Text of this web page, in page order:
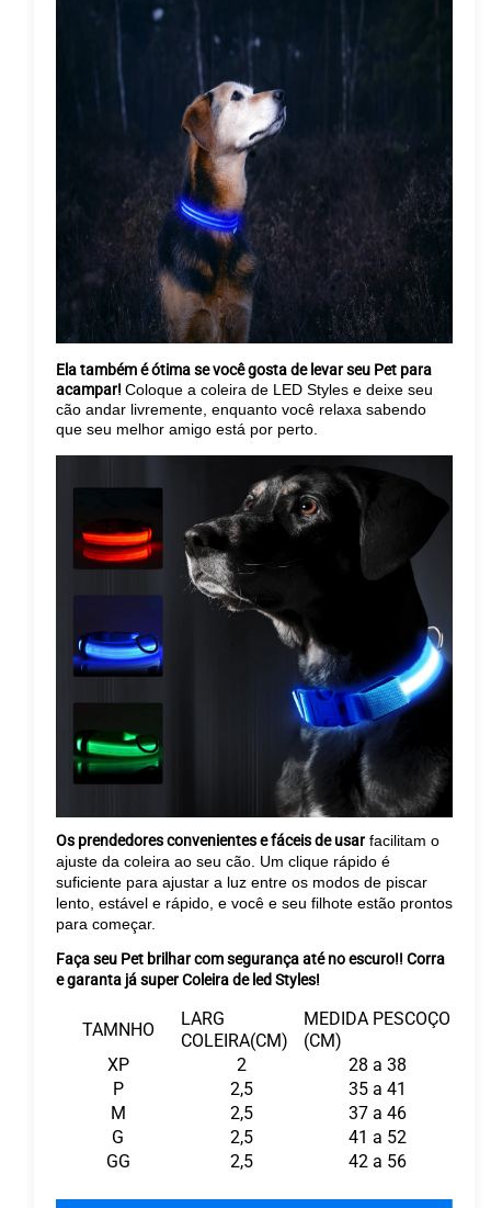
Ela também é ótima se você gosta de levar seu Pet para
acampar! Coloque a coleira de LED Styles e deixe seu
cão andar livremente, enquanto você relaxa sabendo
que seu melhor amigo está por perto.
Os prendedores convenientes e fáceis de usarfacilitam o
ajuste da coleira ao seu cão. Um clique rápido é
suficiente para ajustar a luz entre os modos de piscar
lento, estável e rápido, e você e seu filhote estão prontos
para começar.
Faça seu Pet brilhar com segurança até no escuro!! Corra
e garanta já super Coleira de led Styles!
TAMNHO
LARG
COLEIRA(CM)
MEDIDA PESCOÇO
(CM)
XP
2
28 a 38
P
2,5
35 a 41
M
2,5
37 a 46
G
2,5
41 a 52
GG
2,5 42 a 56